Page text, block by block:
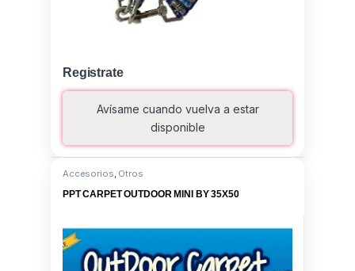
Registrate
Avísame cuando vuelva a estar
disponible
Accesorios, Otros
PPT CARPET OUTDOOR MINI BY 35X50